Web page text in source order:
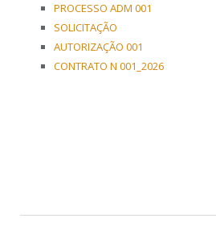
PROCESSO ADM 001
SOLICITAÇÃO
AUTORIZAÇÃO 001
CONTRATO N 001_2026